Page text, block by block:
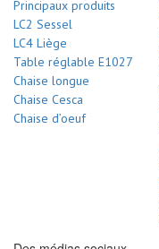
Principaux produits
LC2 Sessel
LC4 Liège
Table réglable E1027
Chaise longue
Chaise Cesca
Chaise d’oeuf